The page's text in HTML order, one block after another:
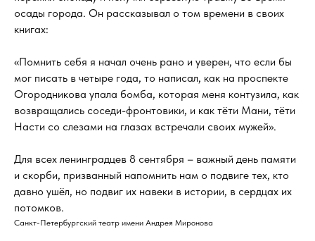
осады города. Он рассказывал о том времени в своих
книгах:
«Помнить себя я начал очень рано и уверен, что если бы
мог писать в четыре года, то написал, как на проспекте
Огородникова упала бомба, которая меня контузила, как
возвращались соседи-фронтовики, и как тёти Мани, тёти
Насти со слезами на глазах встречали своих мужей».
Для всех ленинградцев 8 сентября – важный день памяти
и скорби, призванный напомнить нам о подвиге тех, кто
давно ушёл, но подвиг их навеки в истории, в сердцах их
потомков.
Санкт-Петербургский театр имени Андрея Миронова